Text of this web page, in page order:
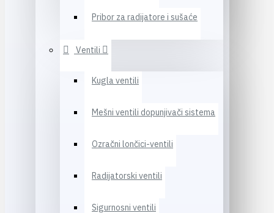
Pribor za radijatore i sušaće
Ventili
Kugla ventili
Mešni ventili dopunjivači sistema
Ozračni lončici-ventili
Radijatorski ventili
Sigurnosni ventili